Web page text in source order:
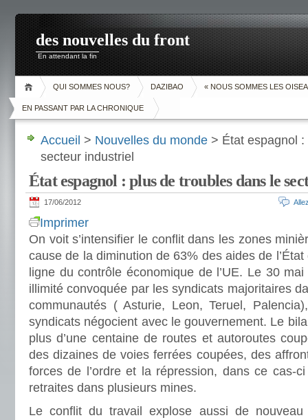
des nouvelles du front
En attendant la fin
QUI SOMMES NOUS? DAZIBAO « NOUS SOMMES LES
EN PASSANT PAR LA CHRONIQUE
Accueil > Nouvelles du monde > État espagnol
secteur industriel
État espagnol : plus de troubles dans le
17/06/2012
Imprimer
On voit s’intensifier le conflit dans les zones
cause de la diminution de 63% des aides de
ligne du contrôle économique de l’UE. Le 30
illimité convoquée par les syndicats majoritaires
communautés ( Asturie, Leon, Teruel,
syndicats négocient avec le gouvernement. Le
plus d’une centaine de routes et autoroutes
des dizaines de voies ferrées coupées, des
forces de l’ordre et la répression, dans ce cas-
retraites dans plusieurs mines.
Le conflit du travail explose aussi de nouveau